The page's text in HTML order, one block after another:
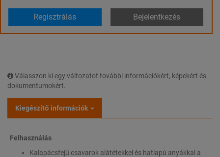
Regisztrálás Bejelentkezés
Válasszon ki egy változatot további információkért, képekért és
dokumentumokért.
Kiegészítő információk
Felhasználás
Kalapácsfejű csavarok alátétekkel és hatlapú anyákkal a